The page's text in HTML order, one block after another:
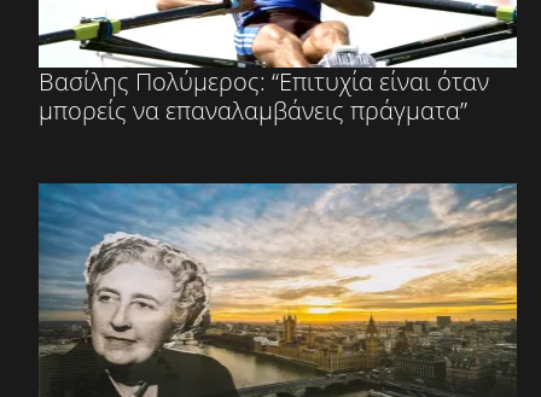
Βασίλης Πολύμερος: “Επιτυχία είναι όταν
μπορείς να επαναλαμβάνεις πράγματα”